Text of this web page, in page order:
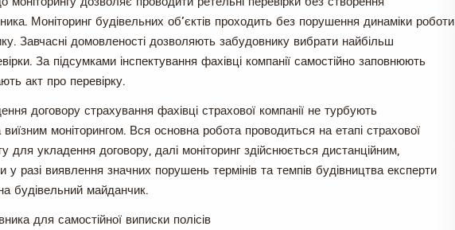
Моніторинг будівельних об’єктів проходить без порушення динаміки роботи
Завчасні домовленості дозволяють забудовнику вибрати найбільш
За підсумками інспектування фахівці компанії самостійно заповнюють
акт про перевірку.
договору страхування фахівці страхової компанії не турбують
моніторингом. Вся основна робота проводиться на етапі страхової
для укладення договору, далі моніторинг здійснюється дистанційним,
у разі виявлення значних порушень термінів та темпів будівництва експерти
будівельний майданчик.
для самостійної виписки полісів